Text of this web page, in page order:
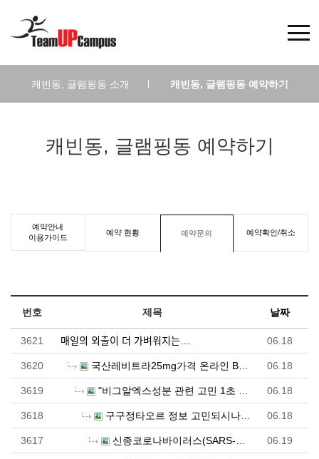
캐빈동, 글램핑동 소개 캐빈동, 글램핑동 예약하기
캐빈동, 글램핑동 예약하기
예약안내
이용가이드
예약 현황 예약문의 예약확인/취소
번호 제목 날짜
3621 매일의 외출이 더 가벼워지는… 06.18
3620 국산레비트라25mg가격 온라인 BEST 사이트 10 합… 06.18
3619 "비그알엑스성분 관련 고민 1초 해결! 이 사이트 하나… 06.18
3618 구구정타오르 정보 고민되시나요? 가장 좋은 5곳 추천해… 06.18
3617 신종코로나바이러스(SARS-CoV-2) 치료제는 아연?… 06.19